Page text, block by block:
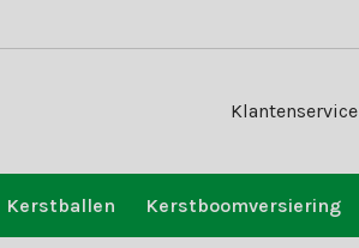
Klantenservice
Kerstballen Kerstboomversiering